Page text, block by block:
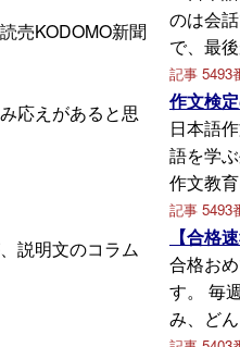
売KODOMO新聞
応えがあると思
説明文のコラム
のは会
で、最
記事 5493
作文検
日本語
語を学
作文教
記事 5493
【合格
合格お
す。 毎
み、ど